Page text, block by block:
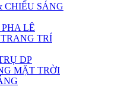
CHIẾU SÁNG
LÊ
TRÍ
DP
MẶT TRỜI